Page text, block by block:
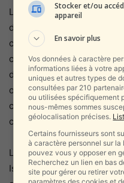
Les autorités militaires ont
décès récent, celui du
combattant en formation
comptabilisé dans la
d’entraînement, et non
ou à d’autres causes.
complexité du décompte
classifier chaque cas avec
La mort d’Ari Goldberg
Israël qu’au sein des
Stocker et/ou
appareil
En savoir plus
Vos données à caractère
informations liées à votre
uniques et autres types de
consultées par 210
ou utilisées spécifiquement
nous-mêmes sommes
géolocalisation précises.
Certains fournisseurs sont
à caractère personnel sur
pouvez vous y opposer en
Recherchez un lien en bas
site pour gérer ou retirer
paramètres des cookies et